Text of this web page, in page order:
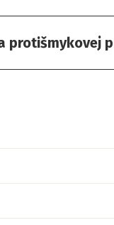
protišmykovej